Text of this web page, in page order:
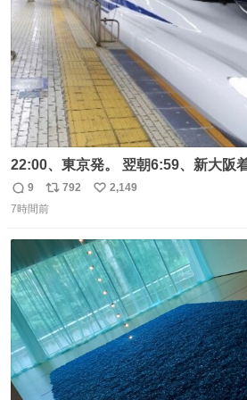
22:00、東京発。 翌朝6:59、新大阪着。 『東海道ルミ
ルエクスプレス』が今夜、初運行！ 岐阜羽島駅で夜を越す
東海道新幹線。寝台列車じゃないの
エクスプレス
返
信
9
リ
ポ
ト
数
792
い
数
2,149
7時間前